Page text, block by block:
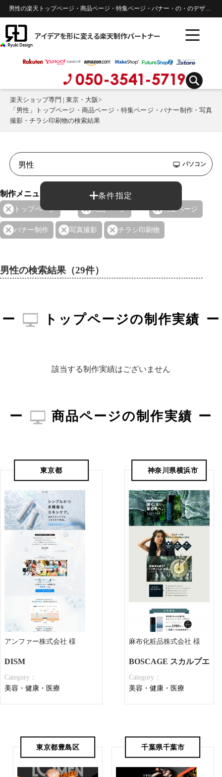
男性の楽天トップページ・商品ページ・特集ページ・バナー・の・のデザイン制作実績 |
アイデアを形に変える楽天制作パートナー
楽天ショップ専門 | 東京・大阪>
「男性」トップページ・商品ページ・特集ページ・バナー制作・写真
撮影・チラシ印刷物の検索結果
条件指定
パソコン
制作メニュー：
トップページ 商品ページ 特集ページ
バナー制作 写真撮影 チラシ印刷物
男性の検索結果（29件）
トップページの制作実績
該当する制作実績はございません
商品ページの制作実績
東京都
アンファー株式会社 様
DISM
Category：
美容・健康・医療
神奈川県横浜市
麻布化粧品株式会社 様
BOSCAGE スカルプエッ
Category：
美容・健康・医療
東京都豊島区 千葉県千葉市